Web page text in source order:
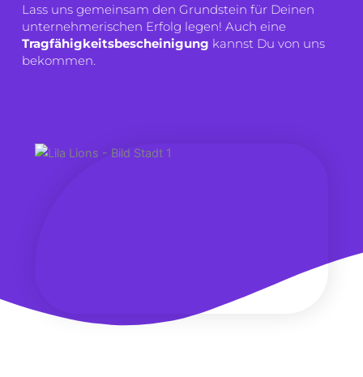
Lass uns gemeinsam den Grundstein für Deinen
unternehmerischen Erfolg legen! Auch eine
Tragfähigkeitsbescheinigung kannst Du von uns
bekommen.